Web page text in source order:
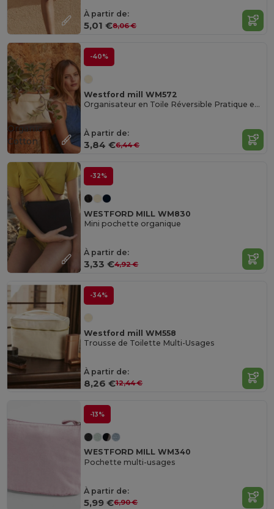
À partir de:
5,01 €8,06 €
-40%
Westford mill WM572
Organisateur en Toile Réversible Pratique et Élégant
À partir de:
3,84 €6,44 €
Organic
Cotton
-32%
WESTFORD MILL WM830
Mini pochette organique
À partir de:
3,33 €4,92 €
-34%
Westford mill WM558
Trousse de Toilette Multi-Usages
À partir de:
8,26 €12,44 €
-13%
WESTFORD MILL WM340
Pochette multi-usages
À partir de:
5,99 €6,90 €